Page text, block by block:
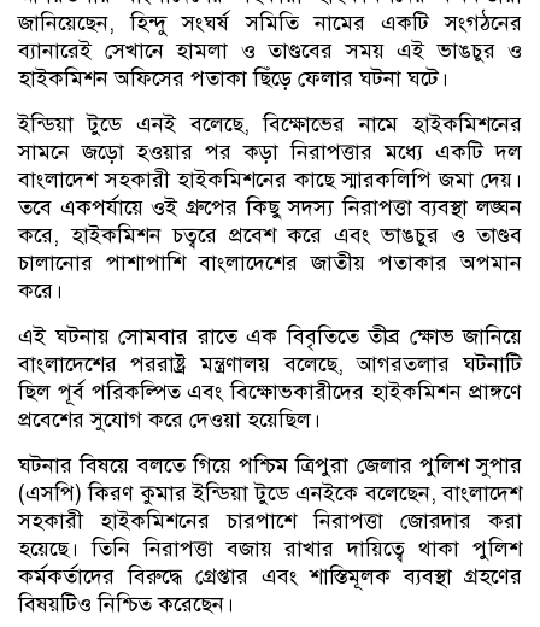
জানিয়েছেন, হিন্দু সংঘর্ষ সমিতি নামের একটি সংগঠনের
ব্যানারেই সেখানে হামলা ও তাণ্ডবের সময় এই ভাঙচুর ও
হাইকমিশন অফিসের পতাকা ছিঁড়ে ফেলার ঘটনা ঘটে।
ইন্ডিয়া টুডে এনই বলেছে, বিক্ষোভের নামে হাইকমিশনের
সামনে জড়ো হওয়ার পর কড়া নিরাপত্তার মধ্যে একটি দল
বাংলাদেশ সহকারী হাইকমিশনের কাছে স্মারকলিপি জমা দেয়।
তবে একপর্যায়ে ওই গ্রুপের কিছু সদস্য নিরাপত্তা ব্যবস্থা লঙ্ঘন
করে, হাইকমিশন চত্বরে প্রবেশ করে এবং ভাঙচুর ও তাণ্ডব
চালানোর পাশাপাশি বাংলাদেশের জাতীয় পতাকার অপমান
করে।
এই ঘটনায় সোমবার রাতে এক বিবৃতিতে তীব্র ক্ষোভ জানিয়ে
বাংলাদেশের পররাষ্ট্র মন্ত্রণালয় বলেছে, আগরতলার ঘটনাটি
ছিল পূর্ব পরিকল্পিত এবং বিক্ষোভকারীদের হাইকমিশন প্রাঙ্গণে
প্রবেশের সুযোগ করে দেওয়া হয়েছিল।
ঘটনার বিষয়ে বলতে গিয়ে পশ্চিম ত্রিপুরা জেলার পুলিশ সুপার
(এসপি) কিরণ কুমার ইন্ডিয়া টুডে এনইকে বলেছেন, বাংলাদেশ
সহকারী হাইকমিশনের চারপাশে নিরাপত্তা জোরদার করা
হয়েছে। তিনি নিরাপত্তা বজায় রাখার দায়িত্বে থাকা পুলিশ
কর্মকর্তাদের বিরুদ্ধে গ্রেপ্তার এবং শাস্তিমূলক ব্যবস্থা গ্রহণের
বিষয়টিও নিশ্চিত করেছেন।